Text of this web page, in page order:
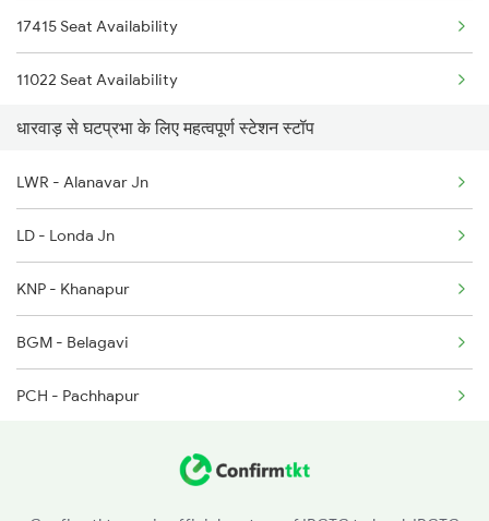
2497 Tpj Humsafar Spl
2498 Tpj Sgnr Spl
2629 Sampark Kranti
2630 Ypr S Krnti Spl
17415 Seat Availability
11022 Seat Availability
17317 Seat Availability
धारवाड़ से घटप्रभा के लिए महत्वपूर्ण स्टेशन स्टॉप
LWR - Alanavar Jn
LD - Londa Jn
KNP - Khanapur
BGM - Belagavi
PCH - Pachhapur